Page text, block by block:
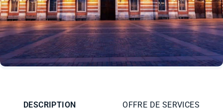
DESCRIPTION OFFRE DE SERVICES